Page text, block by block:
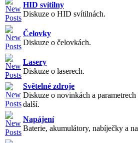
HID svítilny
Diskuze o HID svítilnách.
Čelovky
Diskuze o čelovkách.
Lasery
Diskuze o laserech.
Světelné zdroje
Diskuze o novinkách a
další.
Napájení
Baterie, akumulátory, nabíječky a